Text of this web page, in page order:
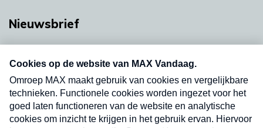
Nieuwsbrief
nieuwsbrief. Elke vrijdag- en dinsdagochtend in
uw mailbox.
Verzend